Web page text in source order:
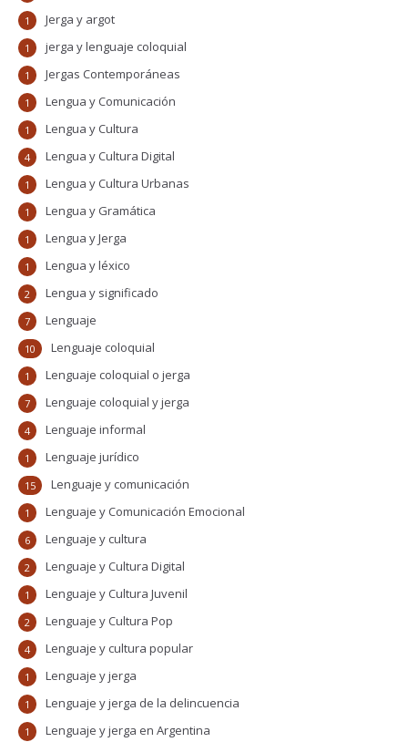
Jerga y argot
1
jerga y lenguaje coloquial
1
Jergas Contemporáneas
1
Lengua y Comunicación
1
Lengua y Cultura
1
Lengua y Cultura Digital
4
Lengua y Cultura Urbanas
1
Lengua y Gramática
1
Lengua y Jerga
1
Lengua y léxico
1
Lengua y significado
2
Lenguaje
7
Lenguaje coloquial
10
Lenguaje coloquial o jerga
1
Lenguaje coloquial y jerga
7
Lenguaje informal
4
Lenguaje jurídico
1
Lenguaje y comunicación
15
Lenguaje y Comunicación Emocional
1
Lenguaje y cultura
6
Lenguaje y Cultura Digital
2
Lenguaje y Cultura Juvenil
1
Lenguaje y Cultura Pop
2
Lenguaje y cultura popular
4
Lenguaje y jerga
1
Lenguaje y jerga de la delincuencia
1
Lenguaje y jerga en Argentina
1